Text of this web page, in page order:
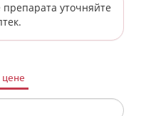
уточняйте